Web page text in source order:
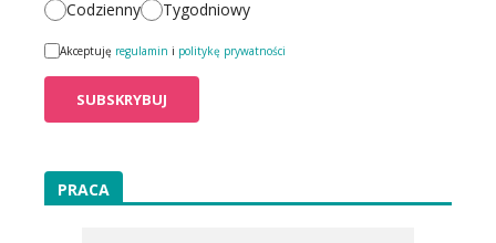
Codzienny Tygodniowy
Akceptuję regulamin i politykę prywatności
PRACA